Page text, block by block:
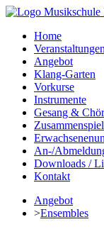
Home
Veranstaltungen
Angebot
Klang-Garten
Vorkurse
Instrumente
Gesang &
Zusammenspiel
An-/
Downloads /
Kontakt
Angebot
>Ensembles